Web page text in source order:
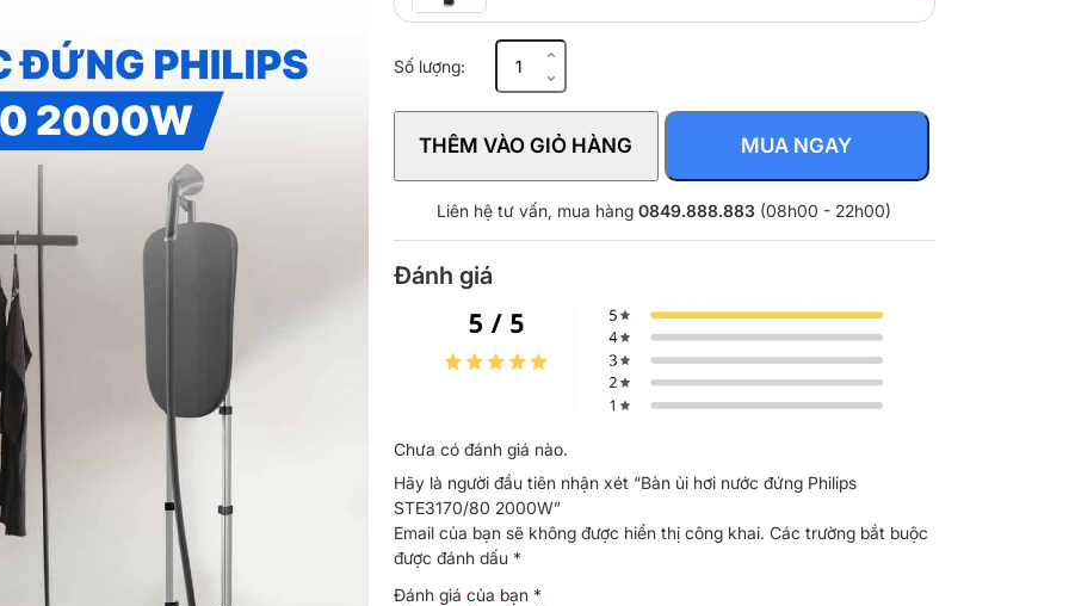
Số lượng:ủi
đứng
Philips
STE3170/80
2000W
lượng
THÊM VÀO GIỎ HÀNG MUA NGAY
Liên hệ tư vấn, mua hàng 0849.888.883 (08h00 - 22h00)
Đánh giá
Chưa có đánh giá nào.
Hãy là người đầu tiên nhận xét “Bàn ủi hơi nước đứng Philips
STE3170/80 2000W”
Email của bạn sẽ không được hiển thị công khai. Các trường bắt buộc
được đánh dấu *
Đánh giá của bạn *